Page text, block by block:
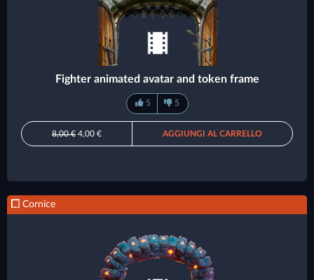
Fighter animated avatar and token frame
5 5
8,00 € 4,00 € AGGIUNGI AL CARRELLO
Cornice